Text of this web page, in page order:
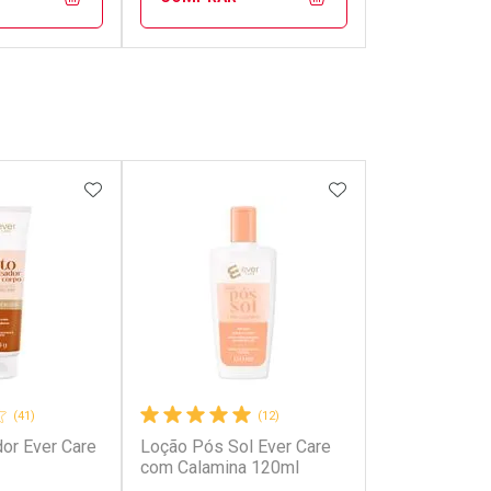
Ativar Desconto
(41)
Ever Care
ADICIONAR AOS FAVORITOS
(12)
Loção Pós Sol Ever Care
com Calamina 120ml
ADICIONAR AOS